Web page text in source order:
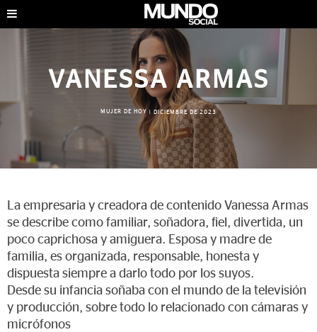
VANESSA ARMAS
MUJER DE HOY DICIEMBRE DE 2023
La empresaria y creadora de contenido Vanessa Armas
se describe como familiar, soñadora, fiel, divertida, un
poco caprichosa y amiguera. Esposa y madre de
familia, es organizada, responsable, honesta y
dispuesta siempre a darlo todo por los suyos.
Desde su infancia soñaba con el mundo de la televisión
y producción, sobre todo lo relacionado con cámaras y
micrófonos